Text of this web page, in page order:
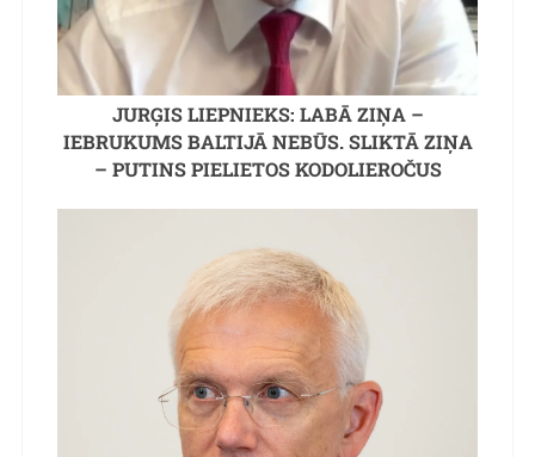
JURĢIS LIEPNIEKS: LABĀ ZIŅA –
IEBRUKUMS BALTIJĀ NEBŪS. SLIKTĀ ZIŅA
– PUTINS PIELIETOS KODOLIEROČUS